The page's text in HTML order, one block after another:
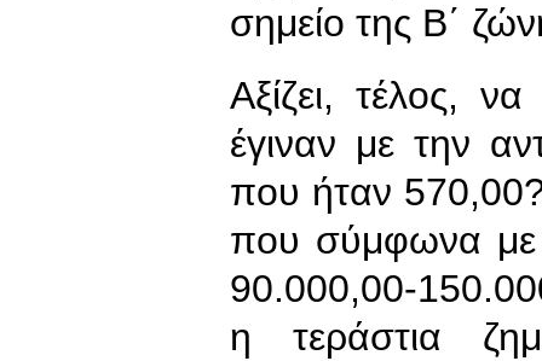
σημείο της Β΄
Αξίζει, τέλος,
έγιναν με την
που ήταν
που σύμφωνα με
90.000,00-
η τεράστια